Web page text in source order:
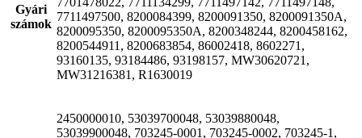
Gyári
számok
7711497500, 8200084399, 8200091350, 8200091350A,
8200095350, 8200095350A, 8200348244, 8200458162,
8200544911, 8200683854, 86002418, 8602271,
93160135, 93184486, 93198157, MW30620721,
MW31216381, R1630019
2450000010, 53039700048, 53039880048,
53039900048, 703245-0001, 703245-0002, 703245-1,